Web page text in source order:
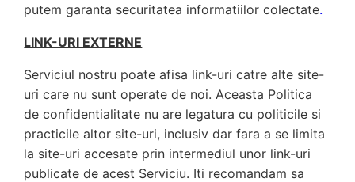
putem garanta securitatea informatiilor colectate.
LINK-URI EXTERNE
Serviciul nostru poate afisa link-uri catre alte site-
uri care nu sunt operate de noi. Aceasta Politica
de confidentialitate nu are legatura cu politicile si
practicile altor site-uri, inclusiv dar fara a se limita
la site-uri accesate prin intermediul unor link-uri
publicate de acest Serviciu. Iti recomandam sa